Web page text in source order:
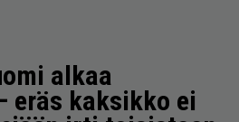
alkaa
eräs kaksikko ei